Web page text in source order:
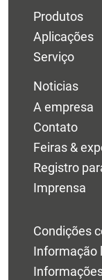
Produtos
Aplicações
Serviço
Noticias
A empresa
Contato
Feiras &
Registro
Imprensa
Condições
Informação